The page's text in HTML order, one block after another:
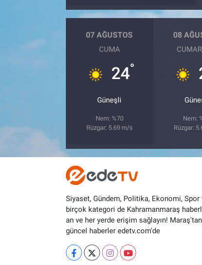
07 AĞUSTOS
CUMA
24°
Güneşli
Nem: %70
Rüzgar: 5.69 m/s
08
Nem:
Rüzgar:
Siyaset, Gündem, Politika, Ekonomi, Spor
birçok kategori de Kahramanmaraş
an ve her yerde erişim sağlayın!
güncel haberler edetv.com'de